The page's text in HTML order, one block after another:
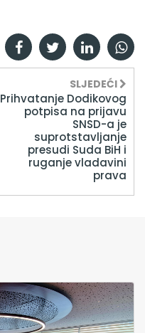
SLJEDEĆI
Prihvatanje Dodikovog
potpisa na prijavu
SNSD-a je
suprotstavljanje
presudi Suda BiH i
ruganje vladavini
prava